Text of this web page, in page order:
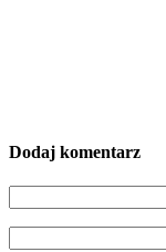
Dodaj komentarz